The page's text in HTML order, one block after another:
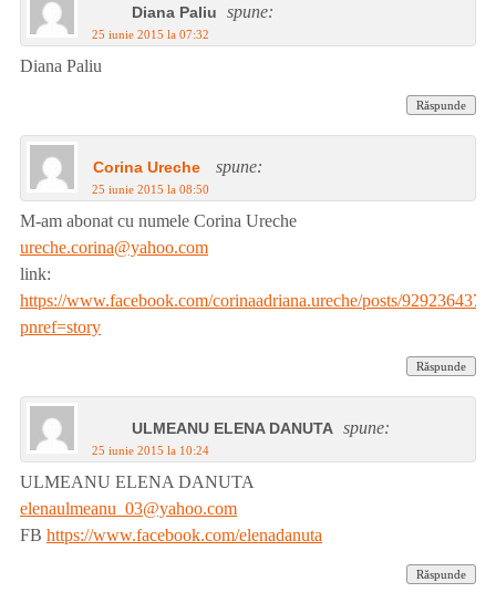
Diana Paliu spune:
25 iunie 2015 la 07:32
Diana Paliu
Răspunde
Corina Ureche spune:
25 iunie 2015 la 08:50
M-am abonat cu numele Corina Ureche
ureche.corina@yahoo.com
link:
https://www.facebook.com/corinaadriana.ureche/posts/
pnref=story
Răspunde
ULMEANU ELENA DANUTA spune:
25 iunie 2015 la 10:24
ULMEANU ELENA DANUTA
elenaulmeanu_03@yahoo.com
FB https://www.facebook.com/elenadanuta
Răspunde